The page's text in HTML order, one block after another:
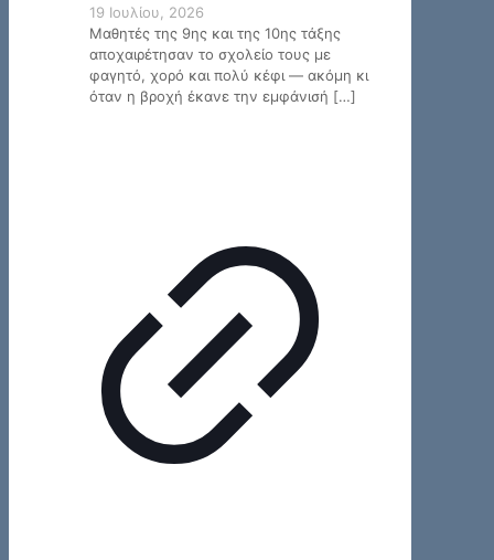
19 Ιουλίου, 2026
Μαθητές της 9ης και της 10ης τάξης
αποχαιρέτησαν το σχολείο τους με
φαγητό, χορό και πολύ κέφι — ακόμη κι
όταν η βροχή έκανε την εμφάνισή […]